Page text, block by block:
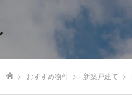
おすすめ物件 新築戸建て